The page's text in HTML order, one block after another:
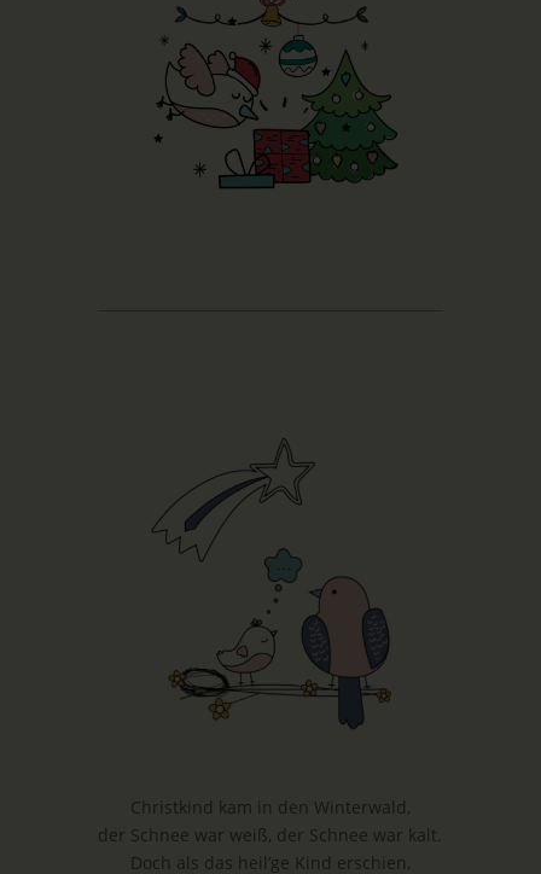
Christkind kam in den Winterwald,
der Schnee war weiß, der Schnee war kalt.
Doch als das heil’ge Kind erschien,